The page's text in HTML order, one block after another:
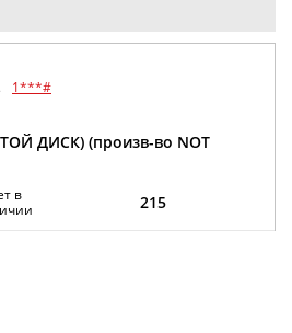
1***#
ДИСК) (произв-во NOT
в
215